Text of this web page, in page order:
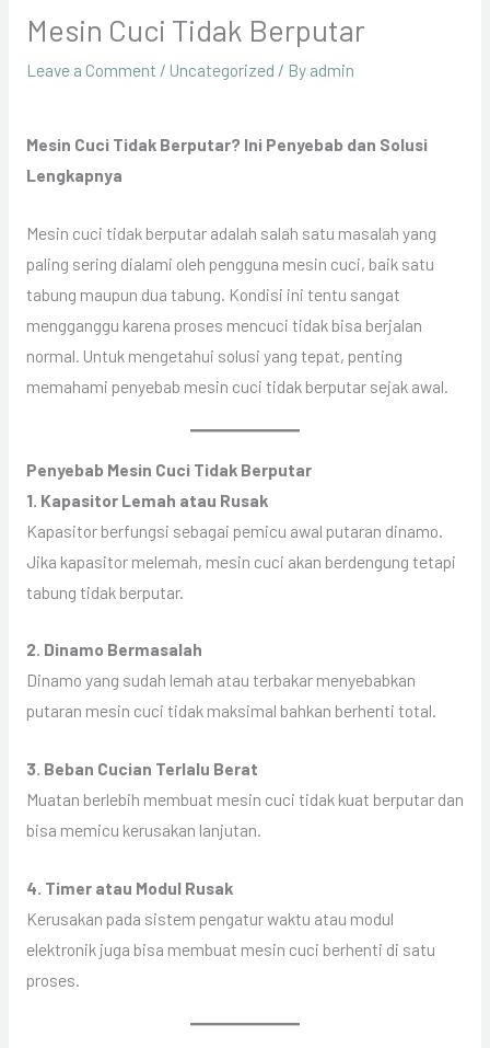
Mesin Cuci Tidak Berputar
Leave a Comment / Uncategorized / By admin
Mesin Cuci Tidak Berputar? Ini Penyebab dan Solusi
Lengkapnya
Mesin cuci tidak berputar adalah salah satu masalah yang
paling sering dialami oleh pengguna mesin cuci, baik satu
tabung maupun dua tabung. Kondisi ini tentu sangat
mengganggu karena proses mencuci tidak bisa berjalan
normal. Untuk mengetahui solusi yang tepat, penting
memahami penyebab mesin cuci tidak berputar sejak awal.
Penyebab Mesin Cuci Tidak Berputar
1. Kapasitor Lemah atau Rusak
Kapasitor berfungsi sebagai pemicu awal putaran dinamo.
Jika kapasitor melemah, mesin cuci akan berdengung tetapi
tabung tidak berputar.
2. Dinamo Bermasalah
Dinamo yang sudah lemah atau terbakar menyebabkan
putaran mesin cuci tidak maksimal bahkan berhenti total.
3. Beban Cucian Terlalu Berat
Muatan berlebih membuat mesin cuci tidak kuat berputar dan
bisa memicu kerusakan lanjutan.
4. Timer atau Modul Rusak
Kerusakan pada sistem pengatur waktu atau modul
elektronik juga bisa membuat mesin cuci berhenti di satu
proses.